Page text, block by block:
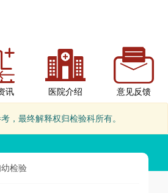
讯 医院介绍 意见反馈
，最终解释权归检验科所有。
检验